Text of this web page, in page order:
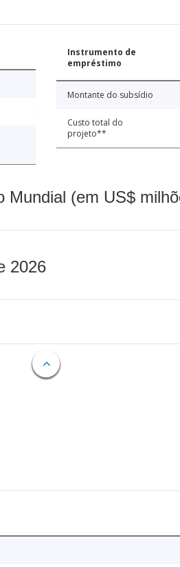
Instrumento de
empréstimo
Montante do subsídio
Custo total do
projeto**
(em US$
2026